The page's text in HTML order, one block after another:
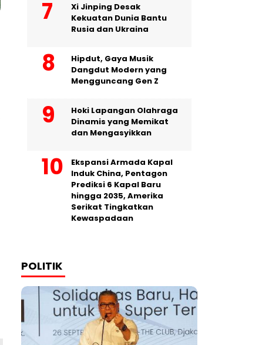
Xi Jinping Desak
Kekuatan Dunia Bantu
Rusia dan Ukraina
Hipdut, Gaya Musik
Dangdut Modern yang
Mengguncang Gen Z
Hoki Lapangan Olahraga
Dinamis yang Memikat
dan Mengasyikkan
Ekspansi Armada Kapal
Induk China, Pentagon
Prediksi 6 Kapal Baru
hingga 2035, Amerika
Serikat Tingkatkan
Kewaspadaan
POLITIK